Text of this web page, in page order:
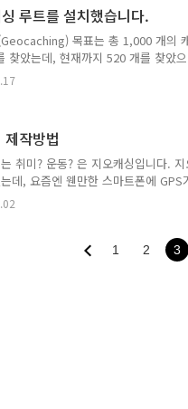
나이트캐시 설치방법을 말씀드
루트를 설치했습니다.
목표는 총 1,000 개의
찾았는데, 현재까지 520 개를 찾았
성하는 것도 어렵지 않을 것 같습니
표면적인 목표일 뿐, 사실은 지오캐
다 서울 부근을 열심히 돌아다니고
으로, 스마일리 표시가 찾은 캐시입
트 왼쪽 등산로 입구에 차를 세워둔
작방법
취미? 운동? 은 지오캐싱입니다.
데, 요즘엔 웬만한 스마트폰에
까지 제 성적은 490 Found, 135
사용하는 캐시통은 500원짜리 동전
, 아주 새로운 형태의 캐시통이 제
1 2 3